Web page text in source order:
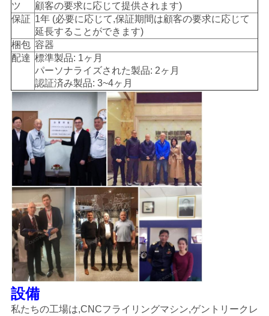
ツ
顧客の要求に応じて提供されます)
保証 1年 (必要に応じて,保証期間は顧客の要求に応じて
延長することができます)
梱包 容器
配達 標準製品: 1ヶ月
パーソナライズされた製品: 2ヶ月
認証済み製品: 3~4ヶ月
設備
私たちの工場は,CNCフライリングマシン,ゲントリークレ